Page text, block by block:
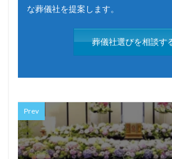
な葬儀社を提案します。
葬儀社選びを相談す
Prev